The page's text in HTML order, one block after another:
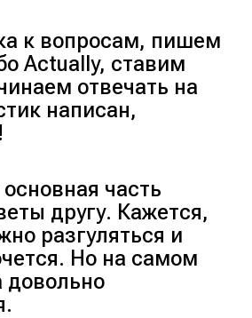
к вопросам, пишем
Actually, ставим
отвечать на
написан,
часть
другу. Кажется,
разгуляться и
Но на самом
довольно